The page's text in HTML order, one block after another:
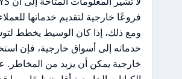
فروعًا خارجية لتقديم خدماتها
ومع ذلك، إذا كان الوسيط يخطط
خدماته إلى أسواق خارجية، فإن
خارجية يمكن أن يزيد من المخاطر.